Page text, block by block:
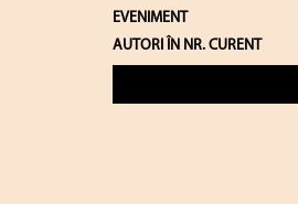
EVENIMENT
AUTORI ÎN NR. CURENT